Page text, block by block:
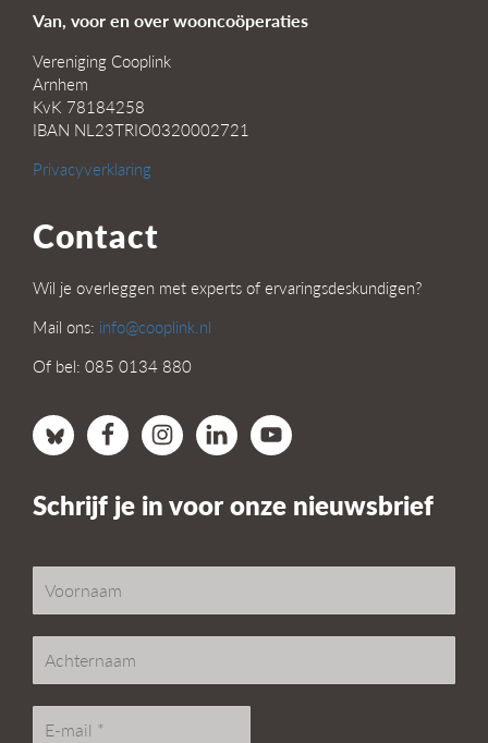
Van, voor en over wooncoöperaties
Vereniging Cooplink
Arnhem
KvK 78184258
IBAN NL23TRIO0320002721
Privacyverklaring
Contact
Wil je overleggen met experts of ervaringsdeskundigen?
Mail ons: info@cooplink.nl
Of bel: 085 0134 880
Schrijf je in voor onze nieuwsbrief